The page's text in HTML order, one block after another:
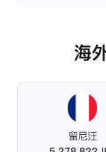
海
留尼汪